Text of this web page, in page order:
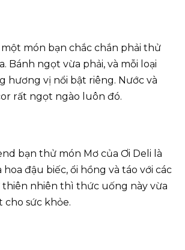
món bạn chắc chắn phải thử
Bánh ngọt vừa phải, và mỗi loại
hương vị nổi bật riêng. Nước và
rất ngọt ngào luôn đó.
bạn thử món Mơ của Ơi Deli là
đậu biếc, ổi hồng và táo với các
nhiên thì thức uống này vừa
cho sức khỏe.